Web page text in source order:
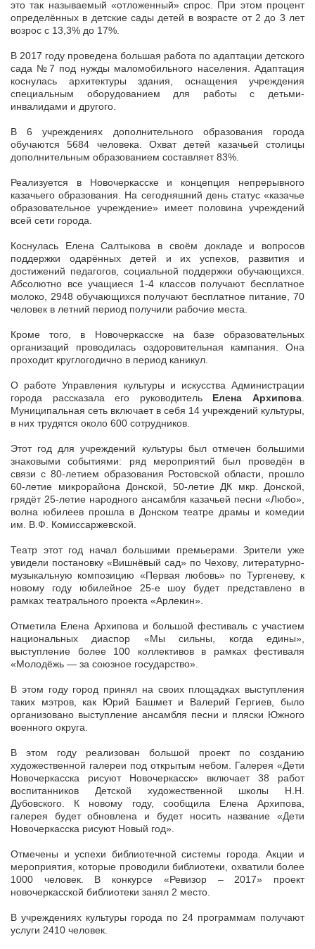
это так называемый «отложенный» спрос. При этом процент
определённых в детские сады детей в возрасте от 2 до 3 лет
возрос с 13,3% до 17%.
В 2017 году проведена большая работа по адаптации детского
сада №7 под нужды маломобильного населения. Адаптация
коснулась архитектуры здания, оснащения учреждения
специальным оборудованием для работы с детьми-
инвалидами и другого.
В 6 учреждениях дополнительного образования города
обучаются 5684 человека. Охват детей казачьей столицы
дополнительным образованием составляет 83%.
Реализуется в Новочеркасске и концепция непрерывного
казачьего образования. На сегодняшний день статус «казачье
образовательное учреждение» имеет половина учреждений
всей сети города.
Коснулась Елена Салтыкова в своём докладе и вопросов
поддержки одарённых детей и их успехов, развития и
достижений педагогов, социальной поддержки обучающихся.
Абсолютно все учащиеся 1-4 классов получают бесплатное
молоко, 2948 обучающихся получают бесплатное питание, 70
человек в летний период получили рабочие места.
Кроме того, в Новочеркасске на базе образовательных
организаций проводилась оздоровительная кампания. Она
проходит круглогодично в период каникул.
О работе Управления культуры и искусства Администрации
города рассказала его руководитель Елена Архипова.
Муниципальная сеть включает в себя 14 учреждений культуры,
в них трудятся около 600 сотрудников.
Этот год для учреждений культуры был отмечен большими
знаковыми событиями: ряд мероприятий был проведён в
связи с 80-летием образования Ростовской области, прошло
60-летие микрорайона Донской, 50-летие ДК мкр. Донской,
грядёт 25-летие народного ансамбля казачьей песни «Любо»,
волна юбилеев прошла в Донском театре драмы и комедии
им. В.Ф. Комиссаржевской.
Театр этот год начал большими премьерами. Зрители уже
увидели постановку «Вишнёвый сад» по Чехову, литературно-
музыкальную композицию «Первая любовь» по Тургеневу, к
новому году юбилейное 25-е шоу будет представлено в
рамках театрального проекта «Арлекин».
Отметила Елена Архипова и большой фестиваль с участием
национальных диаспор «Мы сильны, когда едины»,
выступление более 100 коллективов в рамках фестиваля
«Молодёжь — за союзное государство».
В этом году город принял на своих площадках выступления
таких мэтров, как Юрий Башмет и Валерий Гергиев, было
организовано выступление ансамбля песни и пляски Южного
военного округа.
В этом году реализован большой проект по созданию
художественной галереи под открытым небом. Галерея «Дети
Новочеркасска рисуют Новочеркасск» включает 38 работ
воспитанников Детской художественной школы Н.Н.
Дубовского. К новому году, сообщила Елена Архипова,
галерея будет обновлена и будет носить название «Дети
Новочеркасска рисуют Новый год».
Отмечены и успехи библиотечной системы города. Акции и
мероприятия, которые проводили библиотеки, охватили более
1000 человек. В конкурсе «Ревизор – 2017» проект
новочеркасской библиотеки занял 2 место.
В учреждениях культуры города по 24 программам получают
услуги 2410 человек.